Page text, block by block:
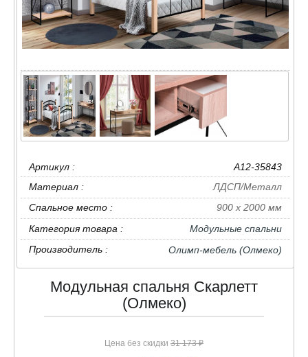
Артикул :
A12-35843
Материал :
ЛДСП/Металл
Спальное место :
900 х 2000 мм
Категория товара :
Модульные спальни
Производитель :
Олимп-мебель (Олмеко)
Модульная спальня Скарлетт
(Олмеко)
Цена без скидки 31 173 ₽